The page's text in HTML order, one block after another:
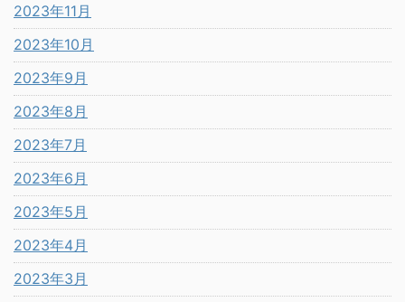
2023年11月
2023年10月
2023年9月
2023年8月
2023年7月
2023年6月
2023年5月
2023年4月
2023年3月